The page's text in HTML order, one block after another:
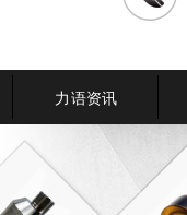
力语资讯